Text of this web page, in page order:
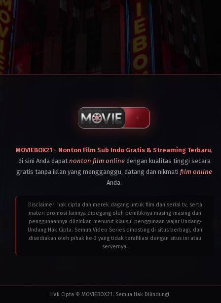
MOVIEBOX21 - Nonton Film Sub Indo Gratis & Streaming Terbaru,
di sini Anda dapat nonton film onlinedengan kualitas tinggi secara
gratis tanpa iklan yang mengganggu, datang dan nikmati film online
Anda.
Disclaimer: hak cipta dan merek dagang untuk film dan serial tv, serta
materi promosi lainnya dipegang oleh pemiliknya masing-masing dan
penggunaannya diizinkan menurut klausul penggunaan wajar Undang-
Undang Hak Cipta. Semua Video Series dihosting di situs berbagi, dan
disediakan oleh pihak ke-3 yang tidak terafiliasi dengan situs ini atau
servernya.
Hak Cipta © MOVIEBOX21. Semua Hak Dilindungi.